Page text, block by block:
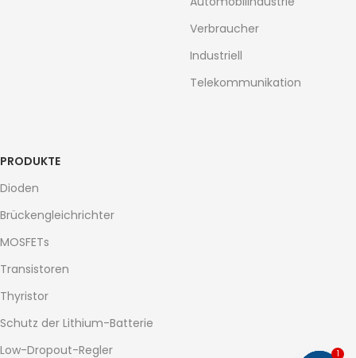
Verbraucher
Industriell
Telekommunikation
PRODUKTE
Dioden
Brückengleichrichter
MOSFETs
Transistoren
Thyristor
Schutz der Lithium-Batterie
Low-Dropout-Regler
1